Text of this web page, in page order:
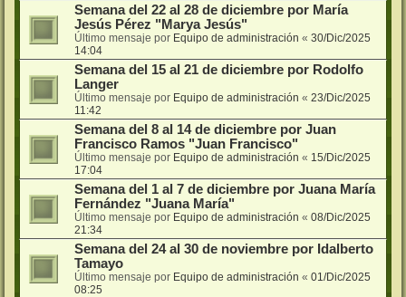
Semana del 22 al 28 de diciembre por María
Jesús Pérez "Marya Jesús"
Último mensaje por Equipo de administración « 30/Dic/2025
14:04
Semana del 15 al 21 de diciembre por Rodolfo
Langer
Último mensaje por Equipo de administración « 23/Dic/2025
11:42
Semana del 8 al 14 de diciembre por Juan
Francisco Ramos "Juan Francisco"
Último mensaje por Equipo de administración « 15/Dic/2025
17:04
Semana del 1 al 7 de diciembre por Juana María
Fernández "Juana María"
Último mensaje por Equipo de administración « 08/Dic/2025
21:34
Semana del 24 al 30 de noviembre por Idalberto
Tamayo
Último mensaje por Equipo de administración « 01/Dic/2025
08:25